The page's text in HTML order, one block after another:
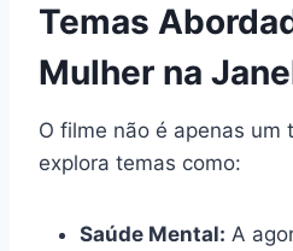
Temas
Mulher na
O filme não é apenas um
explora temas como:
Saúde Mental: A